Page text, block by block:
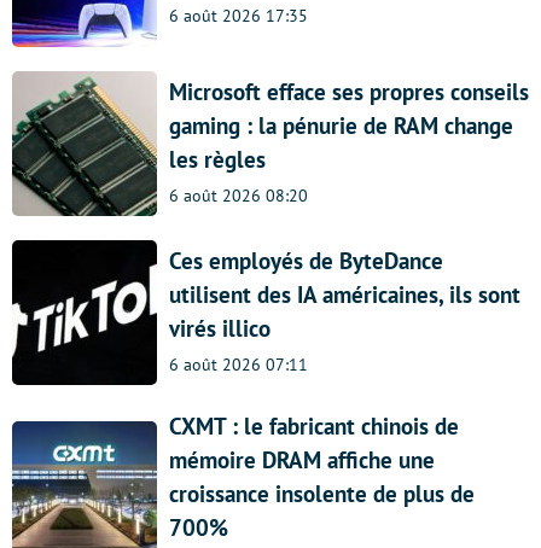
6 août 2026 17:35
Microsoft efface ses propres conseils
gaming : la pénurie de RAM change
les règles
6 août 2026 08:20
Ces employés de ByteDance
utilisent des IA américaines, ils sont
virés illico
6 août 2026 07:11
CXMT : le fabricant chinois de
mémoire DRAM affiche une
croissance insolente de plus de
700%